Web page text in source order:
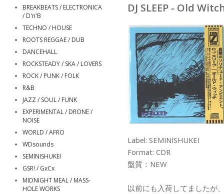
DJ SLEEP - Old
Label: SEMINISHUKEI
Format: CDR
盤質：NEW
以前にも入荷してましたが
BREAKBEATS / ELECTRONICA
/ D'n'B
TECHNO / HOUSE
ROOTS REGGAE / DUB
DANCEHALL
ROCKSTEADY / SKA / LOVERS
ROCK / PUNK / FOLK
R&B
JAZZ / SOUL / FUNK
EXPERIMENTAL / DRONE /
NOISE
WORLD / AFRO
WDsounds
SEMINISHUKEI
GSR! / GxCx
MIDNIGHT MEAL / MASS-
HOLE WORKS